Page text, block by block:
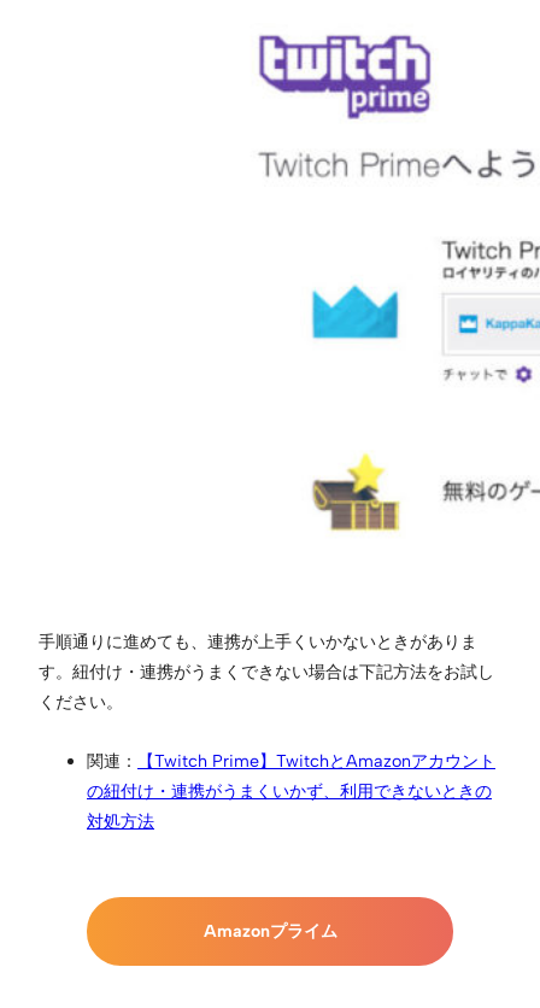
手順通りに進めても、連携が上手くいかないときがありま
す。紐付け・連携がうまくできない場合は下記方法をお試し
ください。
関連：
【Twitch Prime】TwitchとAmazonアカウント
の紐付け・連携がうまくいかず、利用できないときの
対処方法
Amazonプライム